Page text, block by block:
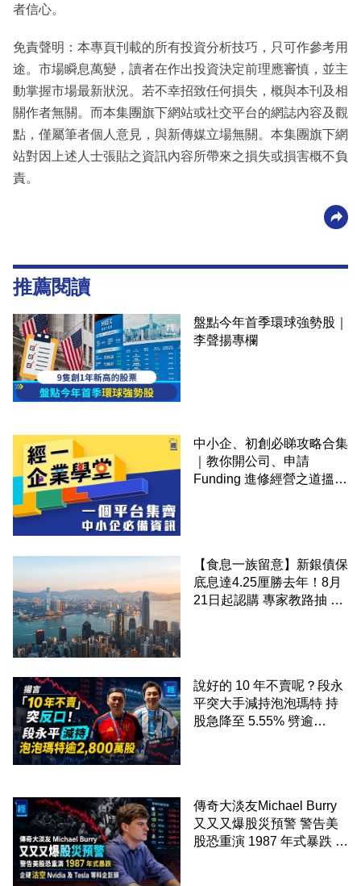
者信心。
免責聲明：本專頁刊載的所有投資分析技巧，只可作參考用
途。市場瞬息萬變，讀者在作出投資決定前理應審慎，並主
動掌握市場最新狀況。若不幸招致任何損失，概與本刊及相
關作者無關。而本集團旗下網站或社交平台的網誌內容及觀
點，僅屬筆者個人意見，與新傳媒立場無關。本集團旗下網
站對因上述人士張貼之資訊內容所帶來之損失或損害概不負
責。
推薦閱讀
盤點今年首季環球強勢股｜
李聲揚專欄
中小企、初創必睇攻略合集
｜教你開公司、申請
Funding 進修經營之道搵大
【食息一族留意】新銀債保
底息達4.25厘勝去年！8月
21日起認購 專家教路抽 20
說好的 10 年不賣呢？段永
平突大手減持泡泡瑪特 持
股急降至 5.55% 劈逾
傳奇大淡友Michael Burry
又又又爆股災預警 警告美
股恐重演 1987 年式暴跌 企